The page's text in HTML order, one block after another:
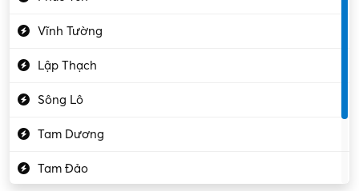
Kiểm soát chất lượng
Vĩnh Tường
Lập Thạch
Sông Lô
Tam Dương
Tam Đảo